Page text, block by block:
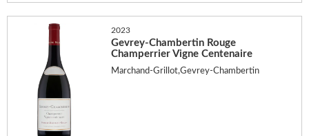
2023
Gevrey-Chambertin Rouge
Champerrier Vigne Centenaire
Marchand-Grillot,Gevrey-Chambertin